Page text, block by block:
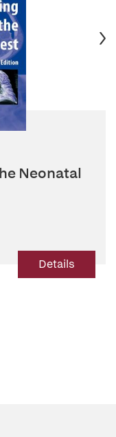
Neonatal
Details